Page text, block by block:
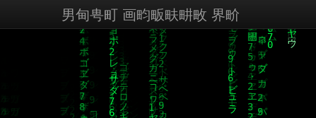
男甸甹町 画畇畈畉畊畋 界畍